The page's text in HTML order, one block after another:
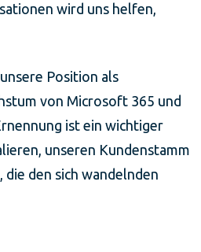
wird uns helfen,
Position als
von Microsoft 365 und
ist ein wichtiger
unseren Kundenstamm
die den sich wandelnden